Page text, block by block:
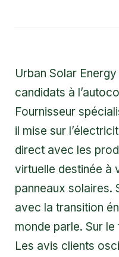
Urban Solar
candidats à
Fournisseur
il mise sur
direct avec les
virtuelle destinée à
panneaux solaires.
avec la transition
monde parle. Sur le
Les avis clients